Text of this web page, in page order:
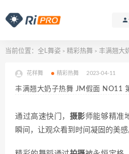
当前位置： 全L舞姿 > 精彩热舞 > 丰满翘大
花样舞 精彩热舞 2023-04-11
丰满翘大奶子热舞 JM假面 NO11
通过高速快门， 摄影师能够精准
瞬间，让观众看到时间凝固的美感